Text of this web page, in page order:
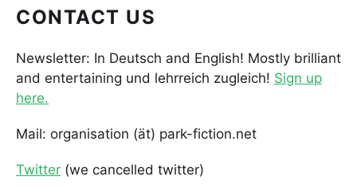
CONTACT US
Newsletter: In Deutsch and English! Mostly brilliant
and entertaining und lehrreich zugleich! Sign up
here.
Mail: organisation (ät) park-fiction.net
Twitter (we cancelled twitter)